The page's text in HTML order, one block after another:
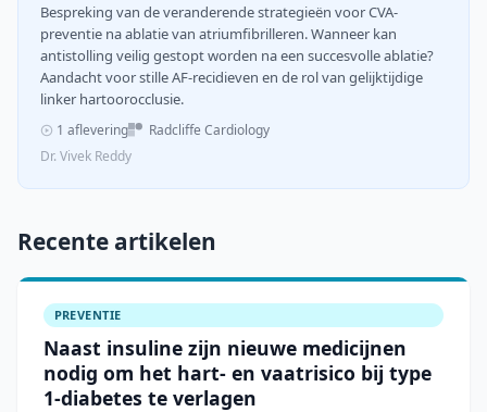
Bespreking van de veranderende strategieën voor CVA-
preventie na ablatie van atriumfibrilleren. Wanneer kan
antistolling veilig gestopt worden na een succesvolle ablatie?
Aandacht voor stille AF-recidieven en de rol van gelijktijdige
linker hartoorocclusie.
1 aflevering
Radcliffe Cardiology
Dr. Vivek Reddy
Recente artikelen
PREVENTIE
Naast insuline zijn nieuwe medicijnen
nodig om het hart- en vaatrisico bij type
1-diabetes te verlagen